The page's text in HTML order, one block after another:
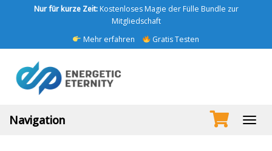
Nur für kurze Zeit:Kostenloses Magie der Fülle Bundle zur
Mitgliedschaft
Mehr erfahren
Gratis Testen
Navigation